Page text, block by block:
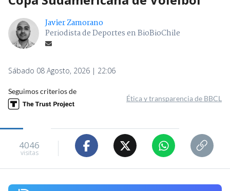
Javier Zamorano
Periodista de Deportes en BioBioChile
Sábado 08 Agosto, 2026 | 22:06
Seguimos criterios de
Ética y transparencia de BBCL
4046
visitas